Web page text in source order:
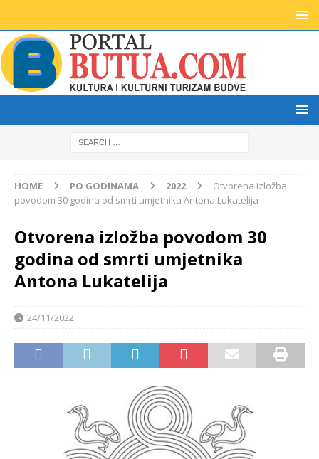
HOME PO GODINAMA 2022
Otvorena izložba
povodom 30 godina od smrti umjetnika Antona Lukatelija
Otvorena izložba povodom 30
godina od smrti umjetnika
Antona Lukatelija
24/11/2022